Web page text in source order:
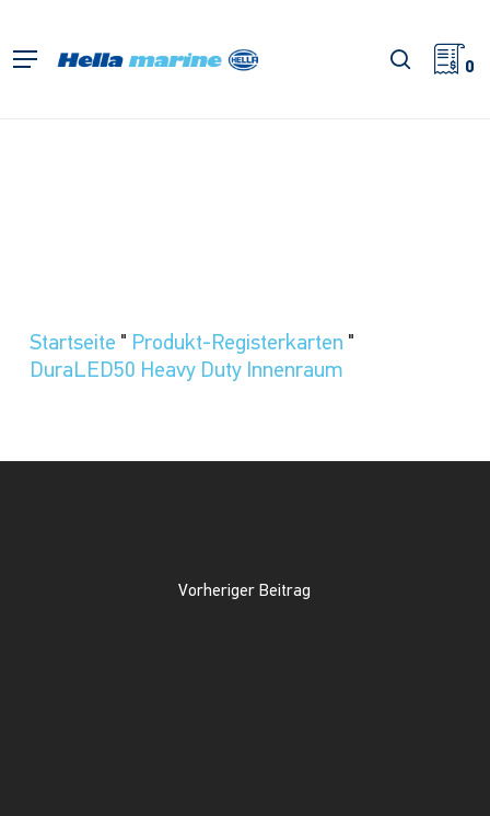
springen
Menü Suche
0
Startseite " Produkt-Registerkarten "
DuraLED50 Heavy Duty Innenraum
Vorheriger Beitrag